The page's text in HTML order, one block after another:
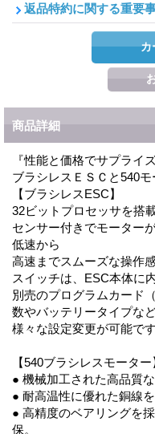
返品特約に関する重要
商品詳細
『性能と価格でサプライ
ブラシレスＥＳＣと540モ
【ブラシレスESC】
32ビットプロセッサを搭
センサー付きでモーター
低速から
高速までスムーズな操作
スイッチは、ESC本体に
別売のプログラムカード
数やバッテリータイプな
様々な設定変更が可能です
【540ブラシレスモーター
● 機械加工された高品質
● 耐高温性に優れた銅線
● 高精度のベアリングを
保。